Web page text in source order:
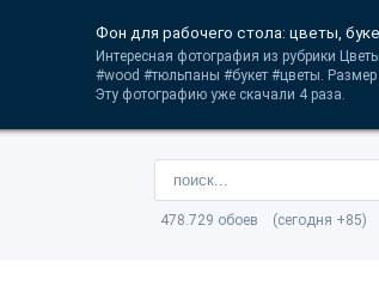
Фон для рабочего стола: цветы,
Интересная фотография из рубрики
#wood #тюльпаны #букет #цветы.
Эту фотографию уже скачали 4 раза.
478.729 обоев (сегодня +85)